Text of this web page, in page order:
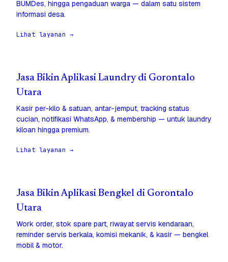
BUMDes, hingga pengaduan warga — dalam satu sistem
informasi desa.
Lihat layanan →
Jasa Bikin Aplikasi Laundry di Gorontalo
Utara
Kasir per-kilo & satuan, antar-jemput, tracking status
cucian, notifikasi WhatsApp, & membership — untuk laundry
kiloan hingga premium.
Lihat layanan →
Jasa Bikin Aplikasi Bengkel di Gorontalo
Utara
Work order, stok spare part, riwayat servis kendaraan,
reminder servis berkala, komisi mekanik, & kasir — bengkel
mobil & motor.